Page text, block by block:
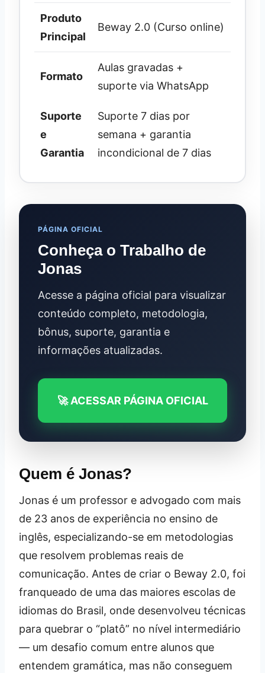
Produto
Principal
Beway 2.0 (Curso online)
Formato
Aulas gravadas +
suporte via WhatsApp
Suporte
e
Garantia
Suporte 7 dias por
semana + garantia
incondicional de 7 dias
PÁGINA OFICIAL
Conheça o Trabalho de
Jonas
Acesse a página oficial para visualizar
conteúdo completo, metodologia,
bônus, suporte, garantia e
informações atualizadas.
🚀 ACESSAR PÁGINA OFICIAL
Quem é Jonas?
Jonas é um professor e advogado com mais
de 23 anos de experiência no ensino de
inglês, especializando-se em metodologias
que resolvem problemas reais de
comunicação. Antes de criar o Beway 2.0, foi
franqueado de uma das maiores escolas de
idiomas do Brasil, onde desenvolveu técnicas
para quebrar o “platô” no nível intermediário
— um desafio comum entre alunos que
entendem gramática, mas não conseguem